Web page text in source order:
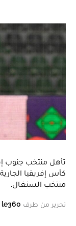
تأهل منتخب جنوب
كأس إفريقيا
منتخب السنغال.
تحرير من طرف le360 سبور